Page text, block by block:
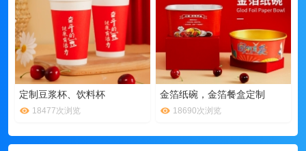
定制豆浆杯、饮料杯
18477次浏览
金箔纸碗，金箔餐盒定制
18690次浏览